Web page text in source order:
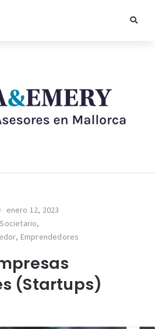
enero 12, 2023
,
, Emprendedores
(Startups)